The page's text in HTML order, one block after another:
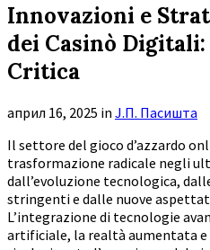
Innovazioni e
dei Casinò Digitali:
Critica
април 16, 2025 in Ј.П. Пасишта
Il settore del gioco d’azzardo
trasformazione radicale negli
dall’evoluzione tecnologica,
stringenti e dalle nuove
L’integrazione di tecnologie
artificiale, la realtà aumentata